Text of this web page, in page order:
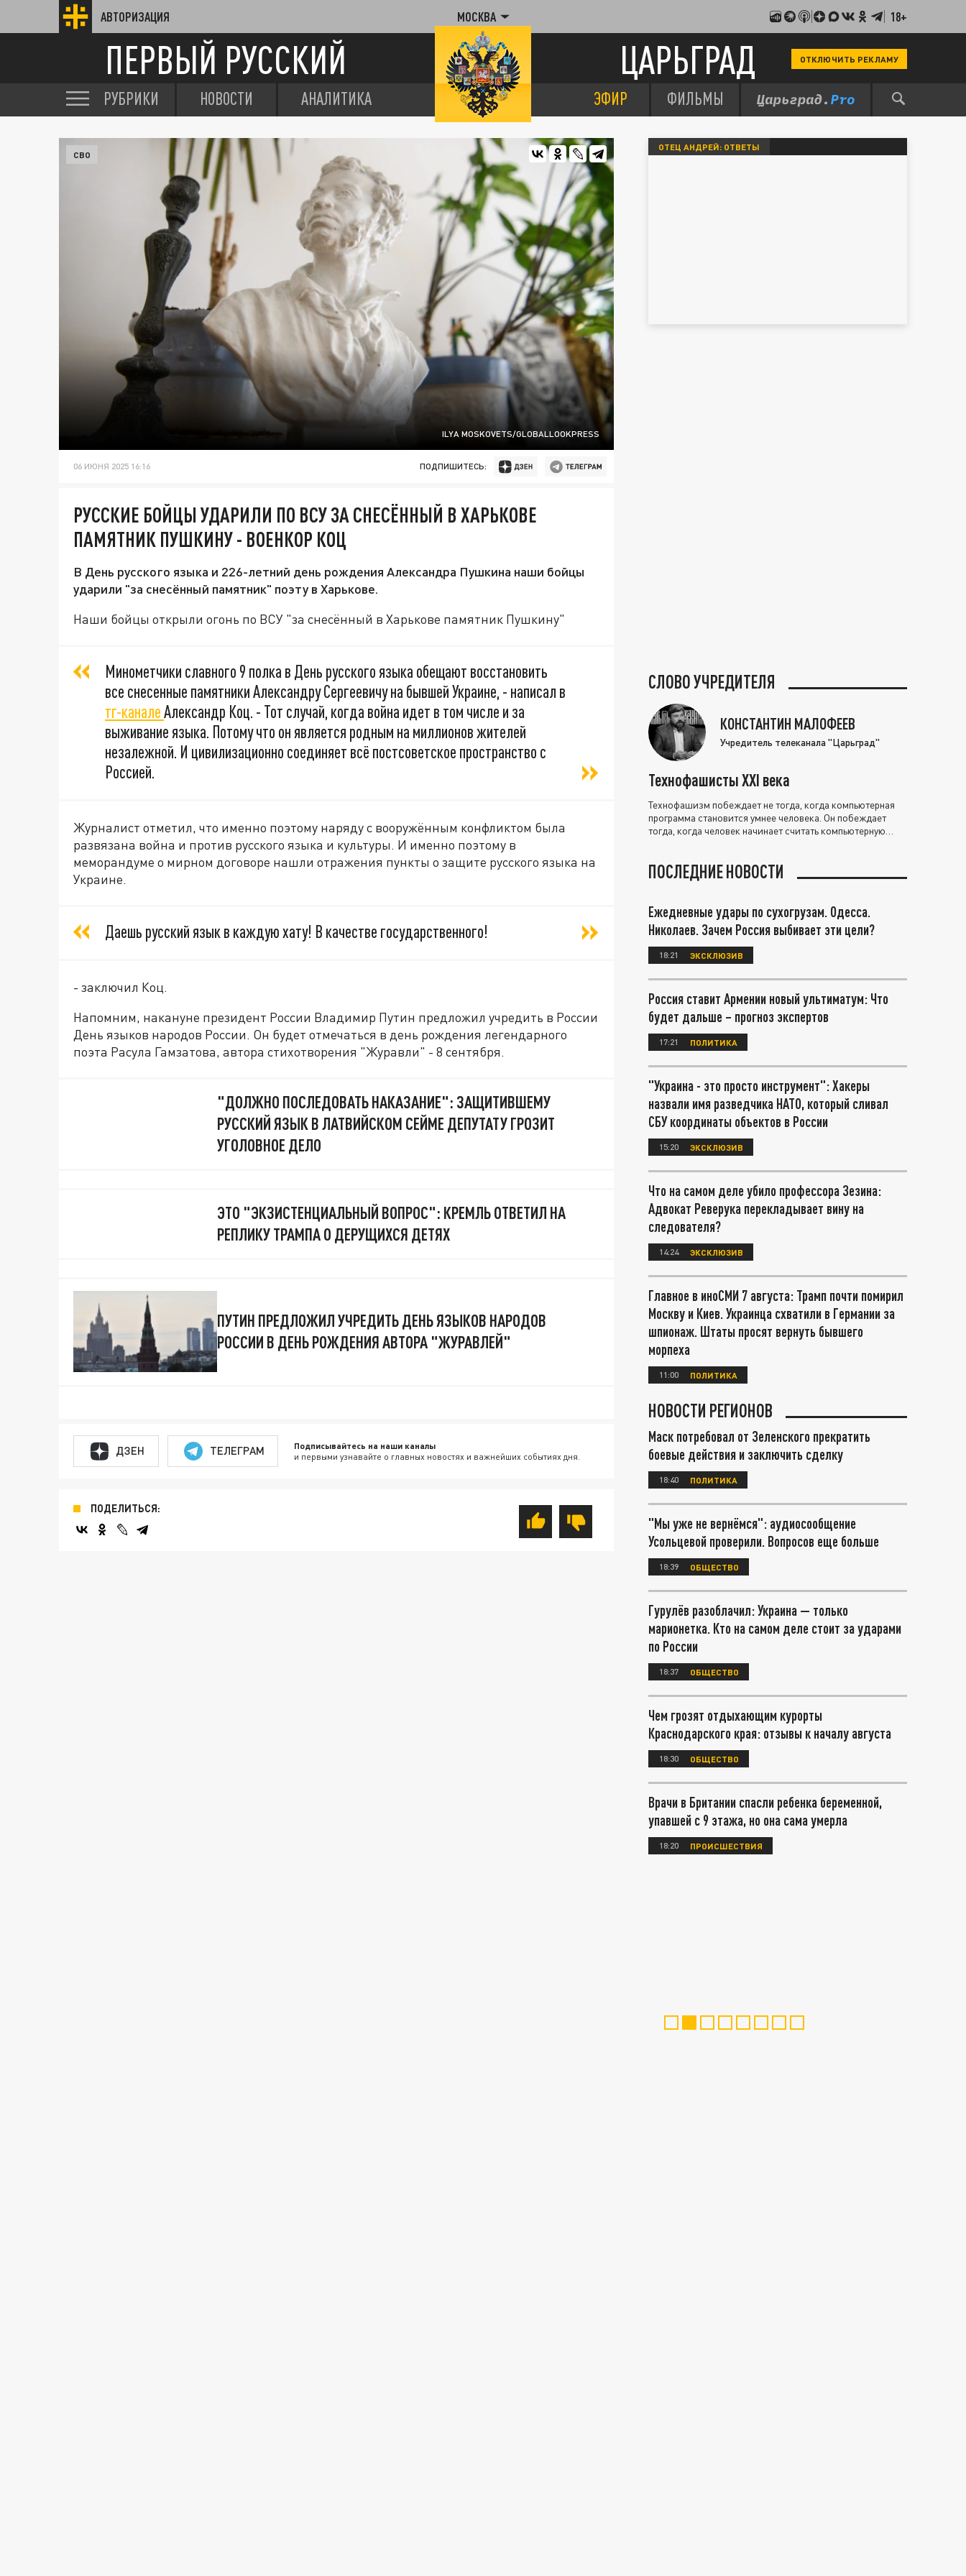
АВТОРИЗАЦИЯ МОСКВА 18+
ПЕРВЫЙ РУССКИЙ ЦАРЬГРАД ОТКЛЮЧИТЬ РЕКЛАМУ
РУБРИКИ НОВОСТИ АНАЛИТИКА ЭФИР ФИЛЬМЫ
ILYA MOSKOVETS/GLOBALLOOKPRESS
СВО
06 ИЮНЯ 2025 16:16 ПОДПИШИТЕСЬ:
РУССКИЕ БОЙЦЫ УДАРИЛИ ПО ВСУ ЗА СНЕСЁННЫЙ В ХАРЬКОВЕ
ПАМЯТНИК ПУШКИНУ - ВОЕНКОР КОЦ
В День русского языка и 226-летний день рождения Александра Пушкина наши бойцы
ударили "за снесённый памятник" поэту в Харькове.
Наши бойцы открыли огонь по ВСУ "за снесённый в Харькове памятник Пушкину"
Минометчики славного 9 полка в День русского языка обещают восстановить
все снесенные памятники Александру Сергеевичу на бывшей Украине, - написал в
тг-каналеАлександр Коц. - Тот случай, когда война идет в том числе и за
выживание языка. Потому что он является родным на миллионов жителей
незалежной. И цивилизационно соединяет всё постсоветское пространство с
Россией.
Журналист отметил, что именно поэтому наряду с вооружённым конфликтом была
развязана война и против русского языка и культуры. И именно поэтому в
меморандуме о мирном договоре нашли отражения пункты о защите русского языка на
Украине.
Даешь русский язык в каждую хату! В качестве государственного!
- заключил Коц.
Напомним, накануне президент России Владимир Путин предложил учредить в России
День языков народов России. Он будет отмечаться в день рождения легендарного
поэта Расула Гамзатова, автора стихотворения "Журавли" - 8 сентября.
"ДОЛЖНО ПОСЛЕДОВАТЬ НАКАЗАНИЕ": ЗАЩИТИВШЕМУ
РУССКИЙ ЯЗЫК В ЛАТВИЙСКОМ СЕЙМЕ ДЕПУТАТУ ГРОЗИТ
УГОЛОВНОЕ ДЕЛО
ЭТО "ЭКЗИСТЕНЦИАЛЬНЫЙ ВОПРОС": КРЕМЛЬ ОТВЕТИЛ НА
РЕПЛИКУ ТРАМПА О ДЕРУЩИХСЯ ДЕТЯХ
ПУТИН ПРЕДЛОЖИЛ УЧРЕДИТЬ ДЕНЬ ЯЗЫКОВ НАРОДОВ
РОССИИ В ДЕНЬ РОЖДЕНИЯ АВТОРА "ЖУРАВЛЕЙ"
ДЗЕН ТЕЛЕГРАМ Подписывайтесь на наши каналы
и первыми узнавайте о главных новостях и важнейших событиях дня.
ПОДЕЛИТЬСЯ:
ОТЕЦ АНДРЕЙ: ОТВЕТЫ
СЛОВО УЧРЕДИТЕЛЯ
КОНСТАНТИН МАЛОФЕЕВ
Учредитель телеканала "Царьград"
Технофашисты XXI века
Технофашизм побеждает не тогда, когда компьютерная
программа становится умнее человека. Он побеждает
тогда, когда человек начинает считать компьютерную
ПОСЛЕДНИЕ НОВОСТИ
Ежедневные удары по сухогрузам. Одесса.
Николаев. Зачем Россия выбивает эти цели?
18:21 ЭКСКЛЮЗИВ
Россия ставит Армении новый ультиматум: Что
будет дальше – прогноз экспертов
17:21 ПОЛИТИКА
"Украина - это просто инструмент": Хакеры
назвали имя разведчика НАТО, который сливал
СБУ координаты объектов в России
15:20 ЭКСКЛЮЗИВ
Что на самом деле убило профессора Зезина:
Адвокат Реверука перекладывает вину на
следователя?
14:24 ЭКСКЛЮЗИВ
Главное в иноСМИ 7 августа: Трамп почти помирил
Москву и Киев. Украинца схватили в Германии за
шпионаж. Штаты просят вернуть бывшего
морпеха
11:00 ПОЛИТИКА
НОВОСТИ РЕГИОНОВ
Маск потребовал от Зеленского прекратить
боевые действия и заключить сделку
18:40 ПОЛИТИКА
"Мы уже не вернёмся": аудиосообщение
Усольцевой проверили. Вопросов еще больше
18:39 ОБЩЕСТВО
Гурулёв разоблачил: Украина — только
марионетка. Кто на самом деле стоит за ударами
по России
18:37 ОБЩЕСТВО
Чем грозят отдыхающим курорты
Краснодарского края: отзывы к началу августа
18:30 ОБЩЕСТВО
Врачи в Британии спасли ребенка беременной,
упавшей с 9 этажа, но она сама умерла
18:20 ПРОИСШЕСТВИЯ